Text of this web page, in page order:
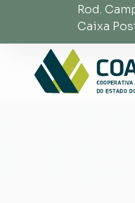
Rod.
Caixa